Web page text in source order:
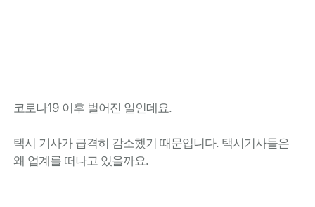
코로나19 이후 벌어진 일인데요.
택시 기사가 급격히 감소했기 때문입니다. 택시기사들은
왜 업계를 떠나고 있을까요.